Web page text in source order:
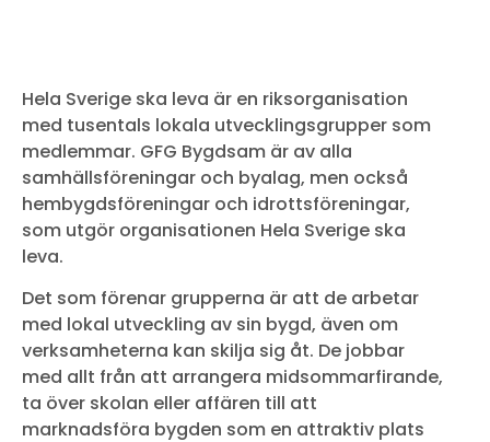
Hela Sverige ska leva är en riksorganisation
med tusentals lokala utvecklingsgrupper som
medlemmar. GFG Bygdsam är av alla
samhällsföreningar och byalag, men också
hembygdsföreningar och idrottsföreningar,
som utgör organisationen Hela Sverige ska
leva.
Det som förenar grupperna är att de arbetar
med lokal utveckling av sin bygd, även om
verksamheterna kan skilja sig åt. De jobbar
med allt från att arrangera midsommarfirande,
ta över skolan eller affären till att
marknadsföra bygden som en attraktiv plats